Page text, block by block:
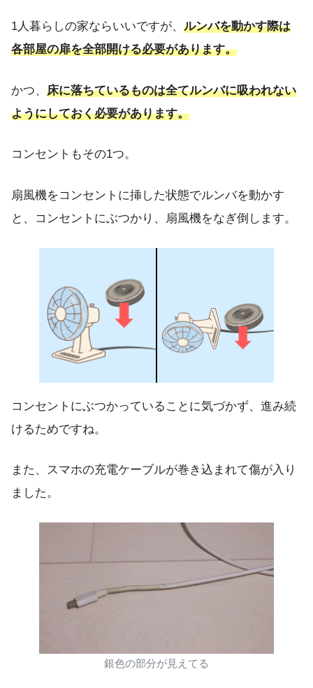
1人暮らしの家ならいいですが、 ルンバを動かす際は
各部屋の扉を全部開ける必要があります。
かつ、 床に落ちているものは全てルンバに吸われない
ようにしておく必要があります。
コンセントもその1つ。
扇風機をコンセントに挿した状態でルンバを動かす
と、コンセントにぶつかり、扇風機をなぎ倒します。
コンセントにぶつかっていることに気づかず、進み続
けるためですね。
また、スマホの充電ケーブルが巻き込まれて傷が入り
ました。
銀色の部分が見えてる